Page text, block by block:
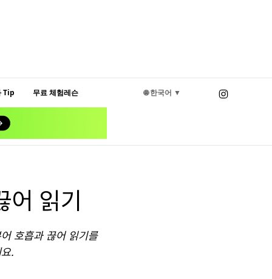
Tip 무료 체험레슨 🌐 한국어 ▼
어 읽기
호흡과 끊어 읽기를
.